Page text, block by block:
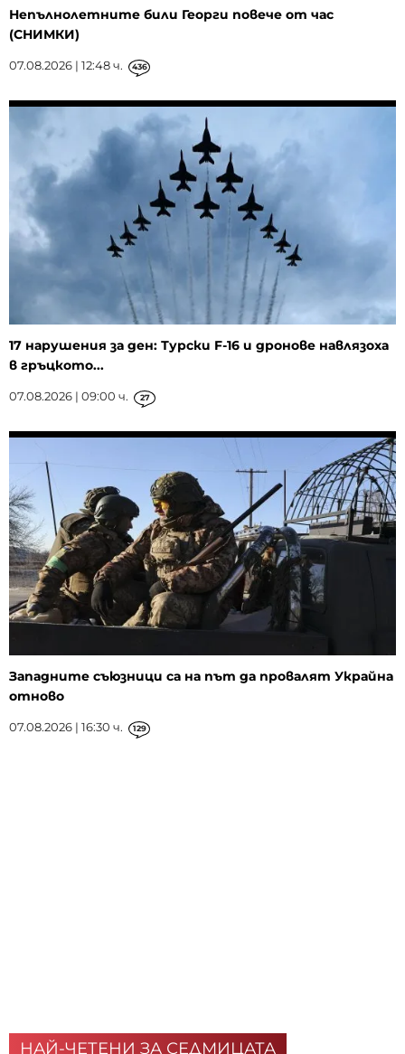
Непълнолетните били Георги повече от час
(СНИМКИ)
07.08.2026 | 12:48 ч. 436
17 нарушения за ден: Турски F-16 и дронове навлязоха
в гръцкото...
07.08.2026 | 09:00 ч. 27
Западните съюзници са на път да провалят Украйна
отново
07.08.2026 | 16:30 ч. 129
НАЙ-ЧЕТЕНИ ЗА СЕДМИЦАТА